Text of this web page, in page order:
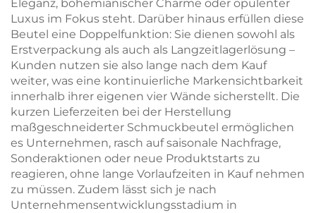
Eleganz, bohemianischer Charme oder opulenter
Luxus im Fokus steht. Darüber hinaus erfüllen diese
Beutel eine Doppelfunktion: Sie dienen sowohl als
Erstverpackung als auch als Langzeitlagerlösung –
Kunden nutzen sie also lange nach dem Kauf
weiter, was eine kontinuierliche Markensichtbarkeit
innerhalb ihrer eigenen vier Wände sicherstellt. Die
kurzen Lieferzeiten bei der Herstellung
maßgeschneiderter Schmuckbeutel ermöglichen
es Unternehmen, rasch auf saisonale Nachfrage,
Sonderaktionen oder neue Produktstarts zu
reagieren, ohne lange Vorlaufzeiten in Kauf nehmen
zu müssen. Zudem lässt sich je nach
Unternehmensentwicklungsstadium in